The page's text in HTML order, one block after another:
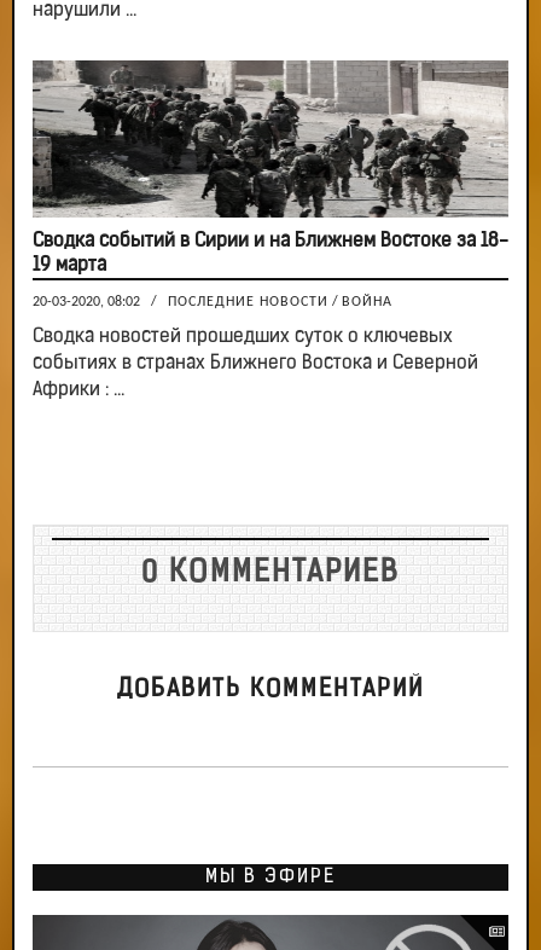
нарушили ...
Сводка событий в Сирии и на Ближнем Востоке за 18-
19 марта
20-03-2020, 08:02 / ПОСЛЕДНИЕ НОВОСТИ / ВОЙНА
Сводка новостей прошедших суток о ключевых
событиях в странах Ближнего Востока и Северной
Африки : ...
0 КОММЕНТАРИЕВ
ДОБАВИТЬ КОММЕНТАРИЙ
МЫ В ЭФИРЕ